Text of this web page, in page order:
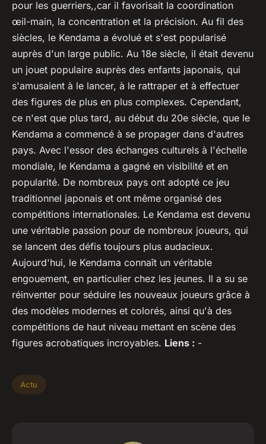
pour les guerriers,,car il favorisait la coordination
œil-main, la concentration et la précision. Au fil des
siècles, le Kendama a évolué et s'est popularisé
auprès d'un large public. Au 18e siècle, il était devenu
un jouet populaire auprès des enfants japonais, qui
s'amusaient à le lancer, à le rattraper et à effectuer
des figures de plus en plus complexes. Cependant,
ce n'est que plus tard, au début du 20e siècle, que le
Kendama a commencé à se propager dans d'autres
pays. Avec l'essor des échanges culturels à l'échelle
mondiale, le Kendama a gagné en visibilité et en
popularité. De nombreux pays ont adopté ce jeu
traditionnel japonais et ont même organisé des
compétitions internationales. Le Kendama est devenu
une véritable passion pour de nombreux joueurs, qui
se lancent des défis toujours plus audacieux.
Aujourd'hui, le Kendama connaît un véritable
engouement, en particulier chez les jeunes. Il a su se
réinventer pour séduire les nouveaux joueurs grâce à
des modèles modernes et colorés, ainsi qu'à des
compétitions de haut niveau mettant en scène des
figures acrobatiques incroyables. Liens : -
Actu